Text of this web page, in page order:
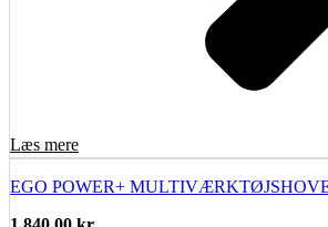
Læs mere
EGO POWER+